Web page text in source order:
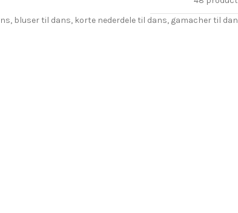
bluser til dans, korte nederdele til dans, gamacher til